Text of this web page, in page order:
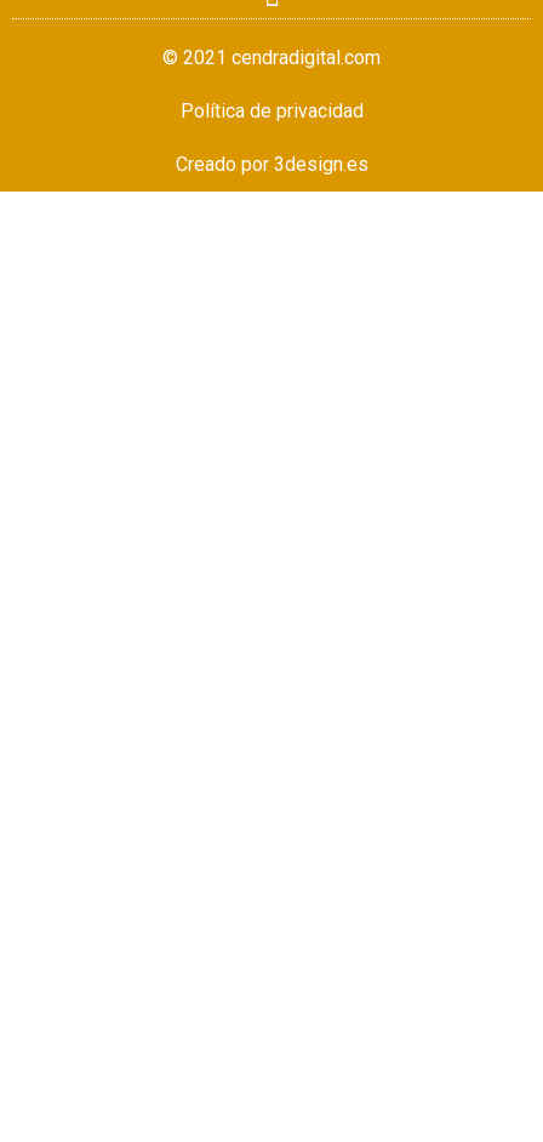
© 2021 cendradigital.com
Política de privacidad
Creado por 3design.es